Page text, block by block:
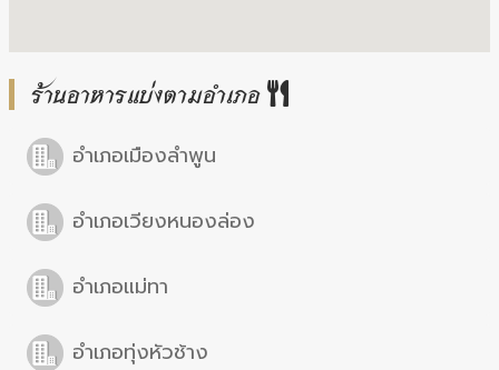
ร้านอาหารแบ่งตามอำเภอ
อำเภอเมืองลำพูน
อำเภอเวียงหนองล่อง
อำเภอแม่ทา
อำเภอทุ่งหัวช้าง